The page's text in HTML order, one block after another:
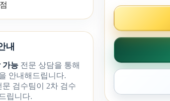
내
가능 전문 상담을 통해
안내해드립니다.
문 검수팀이 2차 검수
립니다.